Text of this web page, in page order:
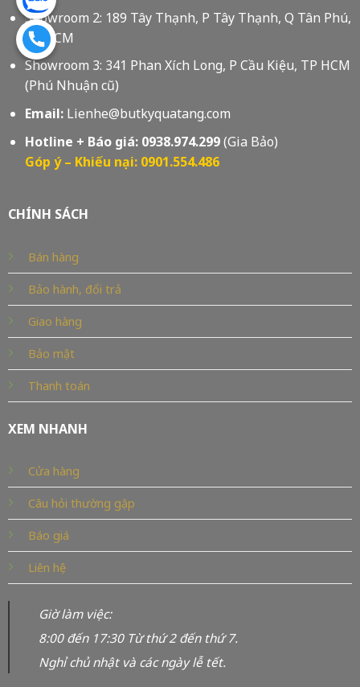
Showroom 2: 189 Tây Thạnh, P Tây Thạnh, Q Tân Phú,
Tp HCM
Showroom 3: 341 Phan Xích Long, P Cầu Kiệu, TP HCM
(Phú Nhuận cũ)
Email:Lienhe@butkyquatang.com
Hotline + Báo giá: 0938.974.299(Gia Bảo)
Góp ý – Khiếu nại: 0901.554.486
CHÍNH SÁCH
Bán hàng
Bảo hành, đổi trả
Giao hàng
Bảo mật
Thanh toán
XEM NHANH
Cửa hàng
Câu hỏi thường gặp
Báo giá
Liên hệ
Giờ làm việc:
8:00 đến 17:30 Từ thứ 2 đến thứ 7.
Nghỉ chủ nhật và các ngày lễ tết.